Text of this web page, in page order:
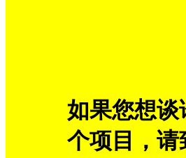
如果您想谈
个项目，请